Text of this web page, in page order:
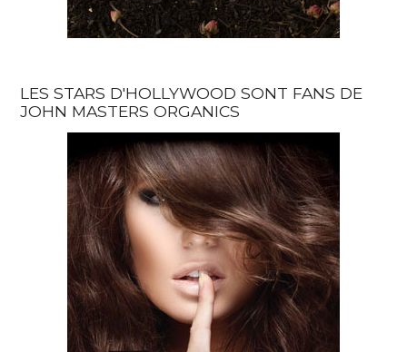
LES STARS D'HOLLYWOOD SONT FANS DE
JOHN MASTERS ORGANICS